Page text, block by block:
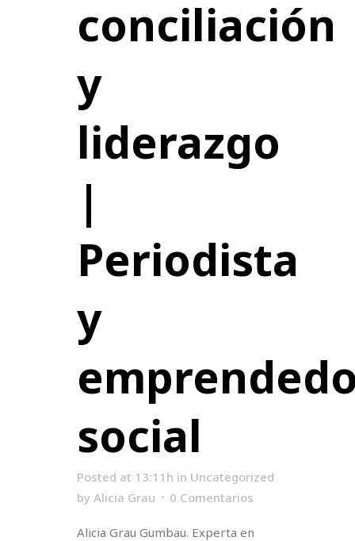
conciliación
y
liderazgo
|
Periodista
y
social
Posted at 13:11h in Uncategorized
by Alicia Grau 0 Comentarios
Alicia Grau Gumbau. Experta en